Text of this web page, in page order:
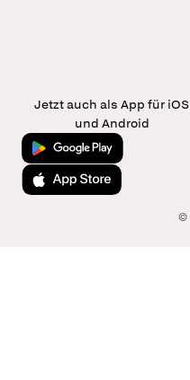
Jetzt auch als App für iOS
und Android
Jetzt bei Google Play
Laden im App Store
©